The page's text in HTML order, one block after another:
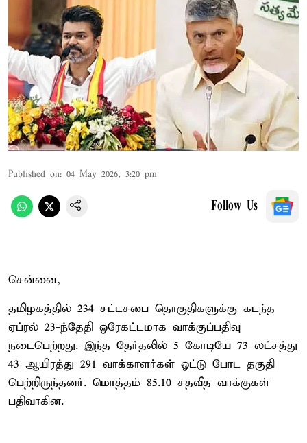
Published on: 04 May 2026, 3:20 pm
Follow Us
சென்னை,
தமிழகத்தில் 234 சட்டசபை தொகுதிகளுக்கு கடந்த
ஏப்ரல் 23-ந்தேதி ஒரேகட்டமாக வாக்குப்பதிவு
நடைபெற்றது. இந்த தேர்தலில் 5 கோடியே 73 லட்சத்து
43 ஆயிரத்து 291 வாக்காளர்கள் ஓட்டு போட தகுதி
பெற்றிருந்தனர். மொத்தம் 85.10 சதவீத வாக்குகள்
பதிவாகின.